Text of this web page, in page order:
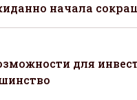
начала
для